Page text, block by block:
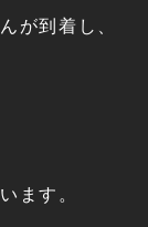
が到着し、
ます。